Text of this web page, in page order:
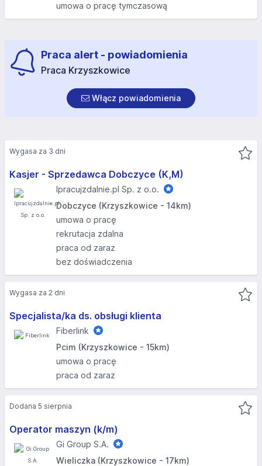
umowa o pracę tymczasową
Praca alert - powiadomienia
Praca Krzyszkowice
Włącz powiadomienia
Kasjer - Sprzedawca Dobczyce (K,M)
Ipracujzdalnie.pl Sp. z o.o.
Dobczyce (Krzyszkowice - 14km)
umowa o pracę
rekrutacja zdalna
praca od zaraz
bez doświadczenia
Wygasa za 3 dni
Specjalista/ka ds. obsługi klienta
Fiberlink
Pcim (Krzyszkowice - 15km)
umowa o pracę
praca od zaraz
Wygasa za 2 dni
Operator maszyn (k/m)
Gi Group S.A.
Wieliczka (Krzyszkowice - 17km)
Dodana 5 sierpnia